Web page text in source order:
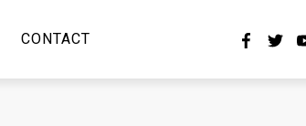
CONTACT